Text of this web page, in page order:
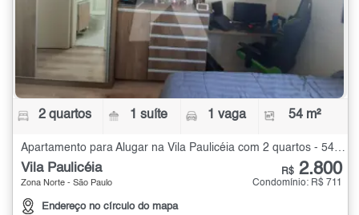
2 quartos 1 suíte 1 vaga 54 m²
Vila Paulicéia
Zona Norte - São Paulo
Endereço no círculo do mapa
R$ 2.800
Condomínio: R$ 711